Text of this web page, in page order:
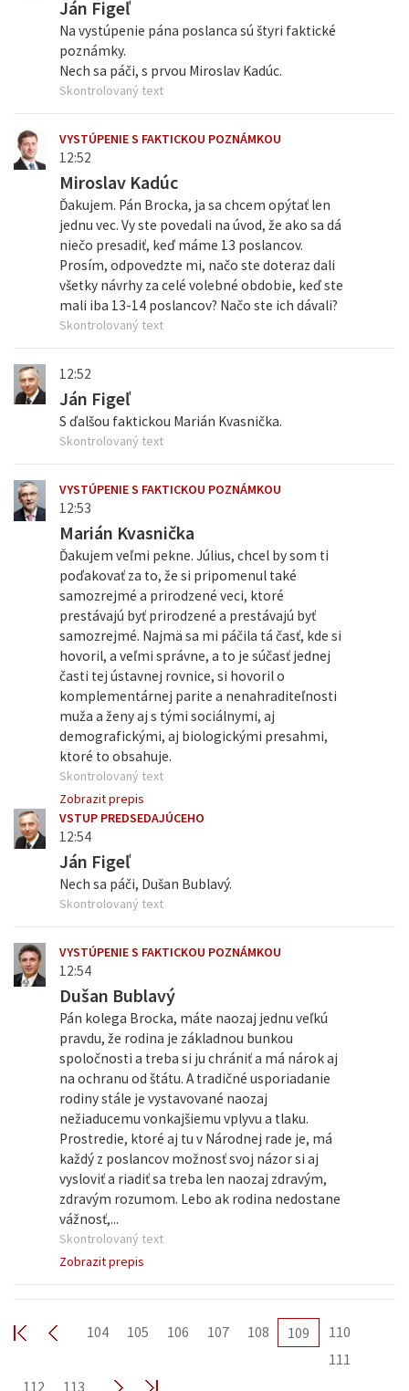
Ján Figeľ
Na vystúpenie pána poslanca sú štyri faktické
poznámky.
Nech sa páči, s prvou Miroslav Kadúc.
Skontrolovaný text
VYSTÚPENIE S FAKTICKOU POZNÁMKOU
12:52
Miroslav Kadúc
Ďakujem. Pán Brocka, ja sa chcem opýtať len
jednu vec. Vy ste povedali na úvod, že ako sa dá
niečo presadiť, keď máme 13 poslancov.
Prosím, odpovedzte mi, načo ste doteraz dali
všetky návrhy za celé volebné obdobie, keď ste
mali iba 13-14 poslancov? Načo ste ich dávali?
Skontrolovaný text
12:52
Ján Figeľ
S ďalšou faktickou Marián Kvasnička.
Skontrolovaný text
VYSTÚPENIE S FAKTICKOU POZNÁMKOU
12:53
Marián Kvasnička
Ďakujem veľmi pekne. Július, chcel by som ti
poďakovať za to, že si pripomenul také
samozrejmé a prirodzené veci, ktoré
prestávajú byť prirodzené a prestávajú byť
samozrejmé. Najmä sa mi páčila tá časť, kde si
hovoril, a veľmi správne, a to je súčasť jednej
časti tej ústavnej rovnice, si hovoril o
komplementárnej parite a nenahraditeľnosti
muža a ženy aj s tými sociálnymi, aj
demografickými, aj biologickými presahmi,
ktoré to obsahuje.
Skontrolovaný text
Zobrazit prepis
VSTUP PREDSEDAJÚCEHO
12:54
Ján Figeľ
Nech sa páči, Dušan Bublavý.
Skontrolovaný text
VYSTÚPENIE S FAKTICKOU POZNÁMKOU
12:54
Dušan Bublavý
Pán kolega Brocka, máte naozaj jednu veľkú
pravdu, že rodina je základnou bunkou
spoločnosti a treba si ju chrániť a má nárok aj
na ochranu od štátu. A tradičné usporiadanie
rodiny stále je vystavované naozaj
nežiaducemu vonkajšiemu vplyvu a tlaku.
Prostredie, ktoré aj tu v Národnej rade je, má
každý z poslancov možnosť svoj názor si aj
vysloviť a riadiť sa treba len naozaj zdravým,
zdravým rozumom. Lebo ak rodina nedostane
vážnosť,...
Skontrolovaný text
Zobrazit prepis
104 105 106 107 108 109
110
111
112
113